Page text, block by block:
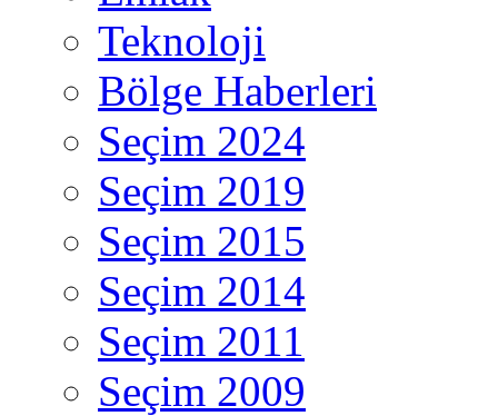
Teknoloji
Bölge Haberleri
Seçim 2024
Seçim 2019
Seçim 2015
Seçim 2014
Seçim 2011
Seçim 2009